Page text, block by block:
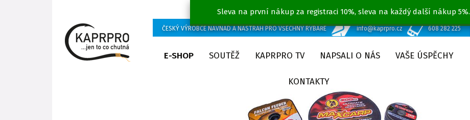
Sleva na první nákup za registraci 10%, sleva na každý další nákup 5%.
ČESKÝ VÝROBCE NÁVNAD A NÁSTRAH PRO VŠECHNY RYBÁŘE info@kaprpro.cz 608 282 225
E-SHOP SOUTĚŽ KAPRPRO TV NAPSALI O NÁS VAŠE ÚSPĚCHY
KONTAKTY